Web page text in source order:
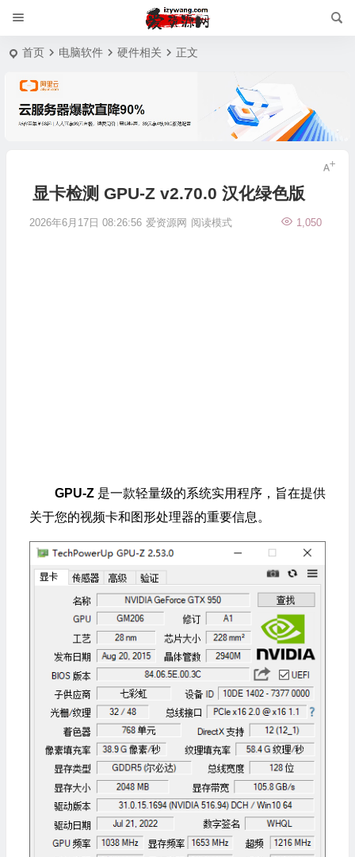
首页 电脑软件 硬件相关 正文
显卡检测 GPU-Z v2.70.0 汉化绿色版
2026年6月17日 08:26:56 爱资源网 1,050
阅读模式
GPU-Z是一款轻量级的系统实用程序，旨在提供
关于您的视频卡和图形处理器的重要信息。